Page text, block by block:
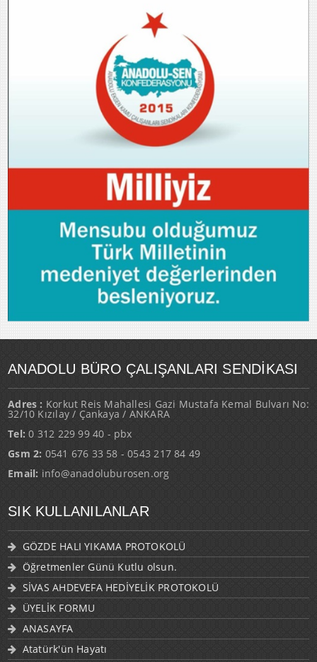
ANADOLU BÜRO ÇALIŞANLARI SENDİKASI
Adres : Korkut Reis Mahallesi Gazi Mustafa Kemal Bulvarı No:
32/10 Kızılay / Çankaya / ANKARA
Tel: 0 312 229 99 40 - pbx
Gsm 2: 0541 676 33 58 - 0543 217 84 49
Email: info@anadoluburosen.org
SIK KULLANILANLAR
GÖZDE HALI YIKAMA PROTOKOLÜ
Öğretmenler Günü Kutlu olsun.
SİVAS AHDEVEFA HEDİYELİK PROTOKOLÜ
ÜYELİK FORMU
ANASAYFA
Atatürk'ün Hayatı